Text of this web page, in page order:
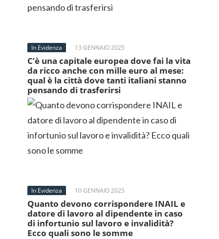
In Evidenza 13 GENNAIO 2025
C’è una capitale europea dove fai la vita
da ricco anche con mille euro al mese:
qual è la città dove tanti italiani stanno
pensando di trasferirsi
In Evidenza 10 GENNAIO 2025
Quanto devono corrispondere INAIL e
datore di lavoro al dipendente in caso
di infortunio sul lavoro e invalidità?
Ecco quali sono le somme